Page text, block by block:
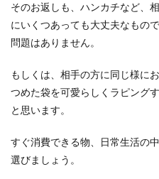
そのお返しも、ハンカチなど、
にいくつあっても大丈夫なもの
問題はありません。
もしくは、相手の方に同じ様に
つめた袋を可愛らしくラピング
と思います。
すぐ消費できる物、日常生活の
選びましょう。